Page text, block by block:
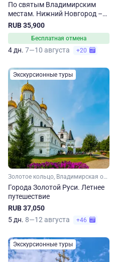
По святым Владимирским
местам. Нижний Новгород –
Владимир – Муром
RUB 35,900
Бесплатная отмена
4 дн. 7—10 августа +20
Экскурсионные туры
Золотое кольцо, Владимирская область, Ивановская область, Костромская область, Ярославская область, Московская область, Малое Золотое кольцо
Города Золотой Руси. Летнее
путешествие
RUB 37,050
5 дн. 8—12 августа +46
Экскурсионные туры